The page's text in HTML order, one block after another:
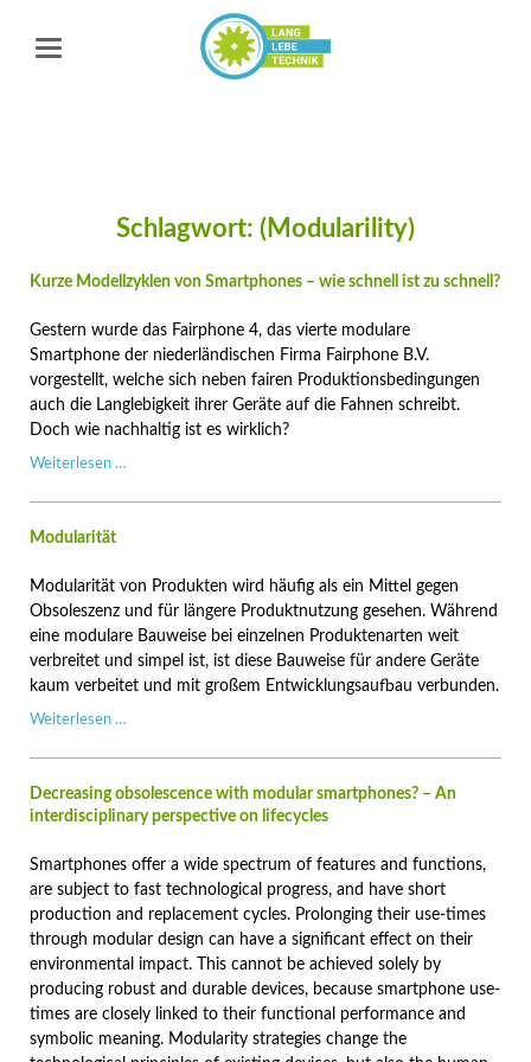
Schlagwort: (Modularility)
Kurze Modellzyklen von Smartphones – wie schnell ist zu schnell?
Gestern wurde das Fairphone 4, das vierte modulare
Smartphone der niederländischen Firma Fairphone B.V.
vorgestellt, welche sich neben fairen Produktionsbedingungen
auch die Langlebigkeit ihrer Geräte auf die Fahnen schreibt.
Doch wie nachhaltig ist es wirklich?
Weiterlesen …
wie
schnell
ist
zu
schnell?
Modularität
Modularität von Produkten wird häufig als ein Mittel gegen
Obsoleszenz und für längere Produktnutzung gesehen. Während
eine modulare Bauweise bei einzelnen Produktenarten weit
verbreitet und simpel ist, ist diese Bauweise für andere Geräte
kaum verbeitet und mit großem Entwicklungsaufbau verbunden.
Weiterlesen …
Decreasing obsolescence with modular smartphones? – An
interdisciplinary perspective on lifecycles
Smartphones offer a wide spectrum of features and functions,
are subject to fast technological progress, and have short
production and replacement cycles. Prolonging their use-times
through modular design can have a significant effect on their
environmental impact. This cannot be achieved solely by
producing robust and durable devices, because smartphone use-
times are closely linked to their functional performance and
symbolic meaning. Modularity strategies change the